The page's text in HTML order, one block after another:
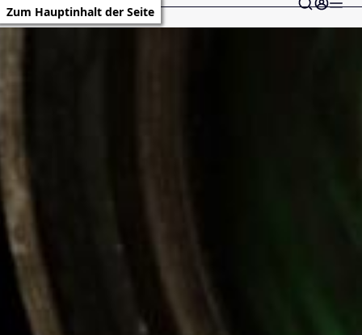
Zum Hauptinhalt der Seite